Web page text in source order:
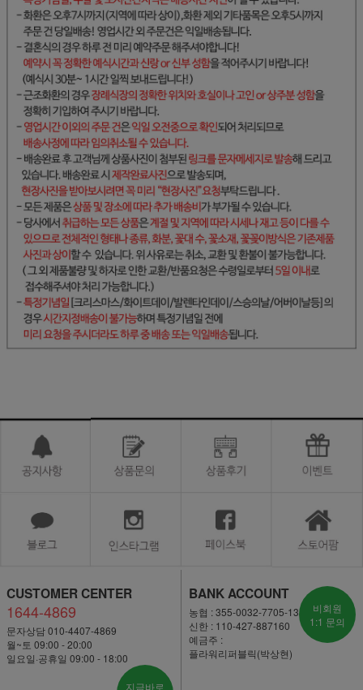
CUSTOMER CENTER
1644-4869
문자상담 010-4407-4869
월~토 09:00 - 20:00
일요일·공휴일 09:00 - 18:00
지금바로
BANK ACCOUNT
농협 : 355-0032-7705-13
신한 : 110-427-887160
예금주 :
플라워리퍼블릭(박상현)
비회원
1:1 문의